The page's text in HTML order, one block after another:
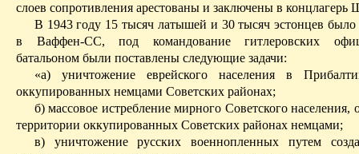
слоев сопротивления арестованы и заключены в концлагерь
В 1943 году 15 тысяч латышей и 30 тысяч эстонцев было
в Ваффен-СС, под командование гитлеровских
батальоном были поставлены следующие задачи:
«а) уничтожение еврейского населения в
оккупированных немцами Советских районах;
б) массовое истребление мирного Советского населения,
территории оккупированных Советских районах немцами;
в) уничтожение русских военнопленных путем